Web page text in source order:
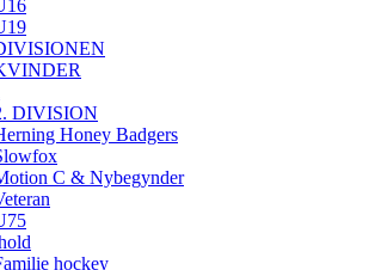
DIVISION
Honey Badgers
C & Nybegynder
hockey